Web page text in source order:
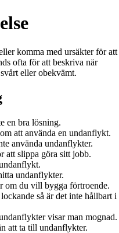
komma med ursäkter för att
ofta för att beskriva när
eller obekvämt.
en bra lösning.
att använda en undanflykt.
använda undanflykter.
att slippa göra sitt jobb.
undanflykter.
om du vill bygga förtroende.
så är det inte hållbart i
visar man mognad.
att ta till undanflykter.